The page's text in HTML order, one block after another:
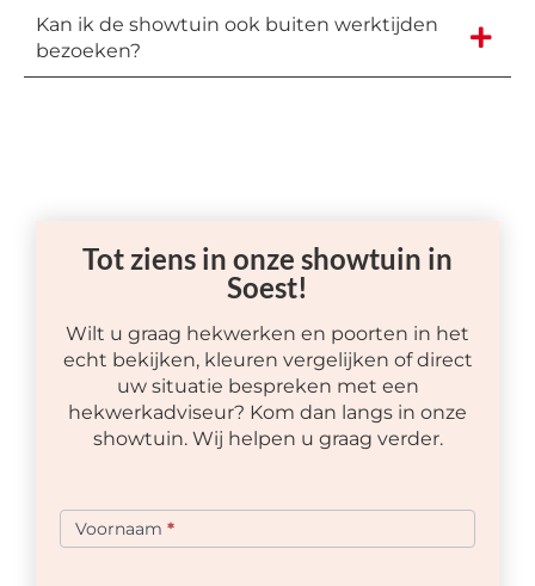
Kan ik de showtuin ook buiten werktijden
bezoeken?
Tot ziens in onze showtuin in
Soest!
Wilt u graag hekwerken en poorten in het
echt bekijken, kleuren vergelijken of direct
uw situatie bespreken met een
hekwerkadviseur? Kom dan langs in onze
showtuin. Wij helpen u graag verder.
formulier
VDH
Voornaam *